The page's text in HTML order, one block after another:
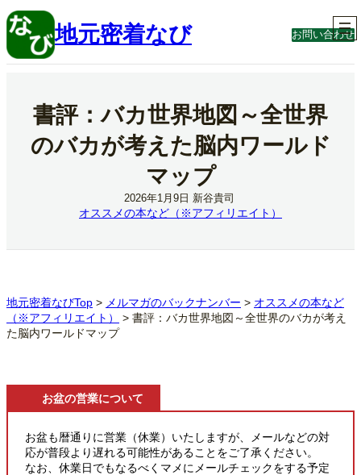
内
容
ス
地元密着なび お問い合わせ
書評：バカ世界地図～全世界
のバカが考えた脳内ワールド
マップ
2026年1月9日 新谷貴司
オススメの本など（※アフィリエイト）
地元密着なびTop > メルマガのバックナンバー > オススメの本など
（※アフィリエイト）
> 書評：バカ世界地図～全世界のバカが考え
た脳内ワールドマップ
お盆の営業について
お盆も暦通りに営業（休業）いたしますが、メールなどの対
応が普段より遅れる可能性があることをご了承ください。
なお、休業日でもなるべくマメにメールチェックをする予定